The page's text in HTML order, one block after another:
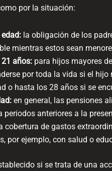
por la situación:
edad: la obligación de los
mientras estos sean
21 años: para hijos mayores
por toda la vida si el
o hasta los 28 años si se
en general, las pensiones
periodos anteriores a la
cobertura de gastos
por ejemplo, con salud o
si se trata de una